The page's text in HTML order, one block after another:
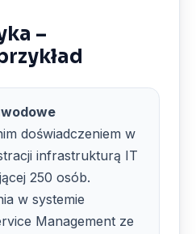
–
doświadczeniem w
infrastrukturą IT
250 osób.
w systemie
Management ze